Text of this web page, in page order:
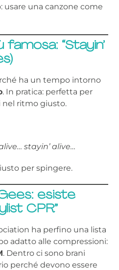
una canzone come
famosa: “Stayin’
ha un tempo intorno
. In pratica: perfetta per
nel ritmo giusto.
stayin’ alive…
per spingere.
esiste
CPR”
ha perfino una lista
adatto alle compressioni:
. Dentro ci sono brani
perché devono essere